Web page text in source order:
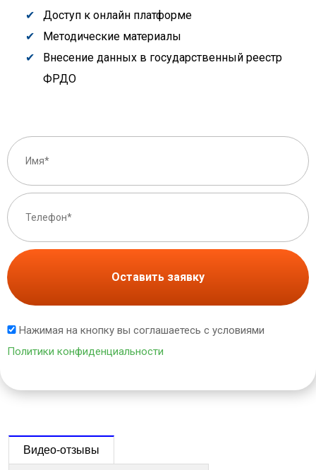
Доступ к онлайн платформе
Методические материалы
Внесение данных в государственный реестр
ФРДО
Оставить заявку
Нажимая на кнопку вы соглашаетесь с условиями
Политики конфиденциальности
Видео-отзывы